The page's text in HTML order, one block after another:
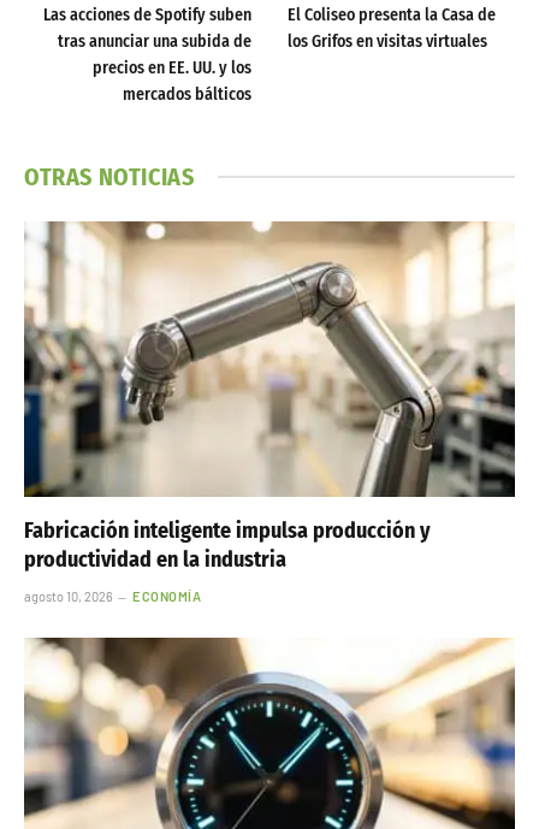
Las acciones de Spotify suben
tras anunciar una subida de
precios en EE. UU. y los
mercados bálticos
El Coliseo presenta la Casa de
los Grifos en visitas virtuales
OTRAS NOTICIAS
Fabricación inteligente impulsa producción y
productividad en la industria
agosto 10, 2026 ECONOMÍA